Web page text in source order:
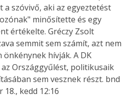
szóvivő, aki az egyeztetést
minősítette és egy
értékelte. Gréczy Zsolt
semmit sem számít, azt nem
hívják. A DK
Országgyűlést, politikusaik
sem vesznek részt. bnd
kedd 12:16